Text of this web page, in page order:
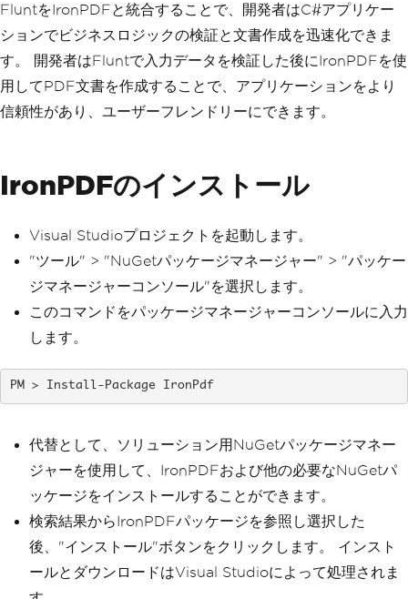
FluntをIronPDFと統合することで、開発者はC#アプリケー
ションでビジネスロジックの検証と文書作成を迅速化できま
す。 開発者はFluntで入力データを検証した後にIronPDFを使
用してPDF文書を作成することで、アプリケーションをより
信頼性があり、ユーザーフレンドリーにできます。
IronPDFのインストール
Visual Studioプロジェクトを起動します。
"ツール" > "NuGetパッケージマネージャー" > "パッケー
ジマネージャーコンソール"を選択します。
このコマンドをパッケージマネージャーコンソールに入力
します。
Install-Package IronPdf
代替として、ソリューション用NuGetパッケージマネー
ジャーを使用して、IronPDFおよび他の必要なNuGetパ
ッケージをインストールすることができます。
検索結果からIronPDFパッケージを参照し選択した
後、"インストール"ボタンをクリックします。 インスト
ールとダウンロードはVisual Studioによって処理されま